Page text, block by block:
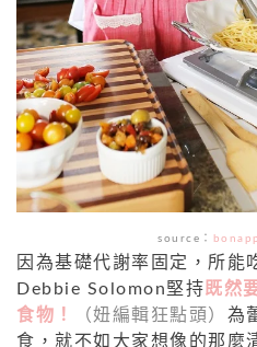
source：
因為基礎代謝率固定，所能
Debbie Solomon堅持既然
食物！
（妞編輯狂點頭） 為
食，就不如大家想像的那麼